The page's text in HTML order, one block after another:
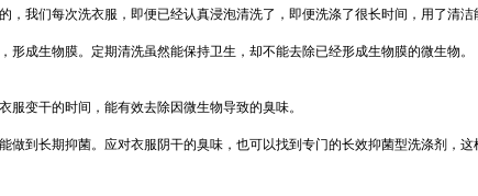
我们每次洗衣服，即便已经认真浸泡清洗了，即便洗涤了很长时间，用了清洁
成生物膜。定期清洗虽然能保持卫生，却不能去除已经形成生物膜的微生物。
变干的时间，能有效去除因微生物导致的臭味。
到长期抑菌。应对衣服阴干的臭味，也可以找到专门的长效抑菌型洗涤剂，这